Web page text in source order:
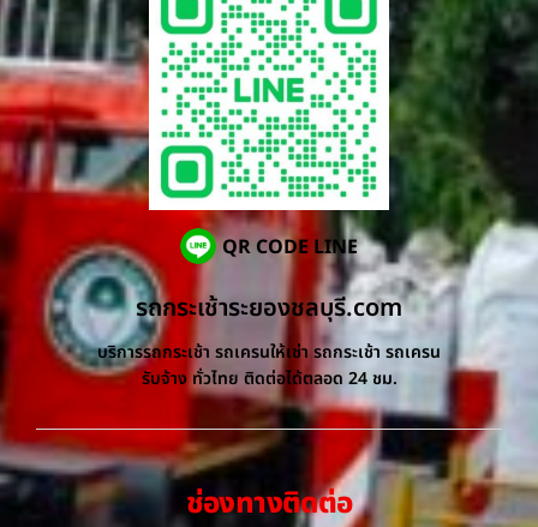
QR CODE LINE
รถกระเช้าระยองชลบุรี.com
บริการรถกระเช้า รถเครนให้เช่า รถกระเช้า รถเครน
รับจ้าง ทั่วไทย ติดต่อได้ตลอด 24 ชม.
ช่องทางติดต่อ